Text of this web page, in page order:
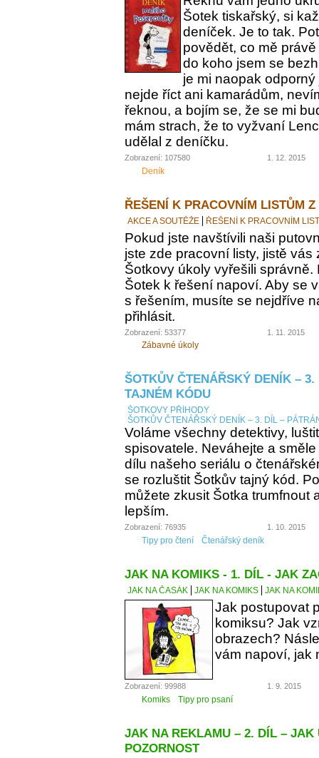
Šotek tiskařský, si
deníček. Je to tak.
povědět, co mě
do koho jsem se
je mi naopak
nejde říct ani kamarádům,
řeknou, a bojím se, že se mi
mám strach, že to vyžvaní
udělal z deníčku.
Zobrazení: 107580 1. 12. 2015
Deník
ŘEŠENÍ K PRACOVNÍM LISTŮM Z
AKCE A SOUTĚŽE ŘEŠENÍ K PRACOVNÍM
Pokud jste navštívili naši
jste zde pracovní listy, jistě vás
Šotkovy úkoly vyřešili
Šotek k řešení napoví. Aby se
s řešením, musíte se nejdříve
přihlásit.
Zobrazení: 53377 1. 11. 2015
Zábavné úkoly
ŠOTKŮV ČTENÁŘSKÝ DENÍK –
TAJNÉM KÓDU
ŠOTKOVY PŘÍHODY
ŠOTKŮV ČTENÁŘSKÝ DENÍK – 3. DÍL –
Voláme všechny detektivy,
spisovatele. Neváhejte a
dílu našeho seriálu o
se rozluštit Šotkův tajný kód.
můžete zkusit Šotka trumfnout
lepším.
Zobrazení: 76935 1. 10. 2015
Tipy pro čtení Čtenářský deník
JAK NA KOMIKS - 1. DÍL - JAK
JAK NA ČASÁK JAK NA KOMIKS JAK NA
Jak postupovat
komiksu? Jak
obrazech?
vám napoví, jak
Zobrazení: 99988 1. 9. 2015
Komiks Tipy pro psaní
JAK NA REKLAMU – 2. DÍL – JAK
POZORNOST